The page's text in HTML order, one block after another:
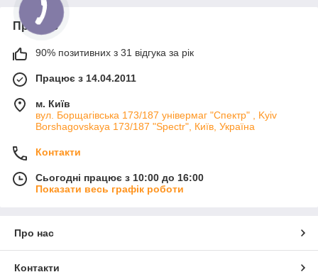
Про нас
90% позитивних з 31 відгука за рік
Працює з 14.04.2011
м. Київ
вул. Борщагівська 173/187 універмаг "Спектр" , Kyiv
Borshagovskaya 173/187 "Spectr", Київ, Україна
Контакти
Сьогодні працює з 10:00 до 16:00
Показати весь графік роботи
Про нас
Контакти